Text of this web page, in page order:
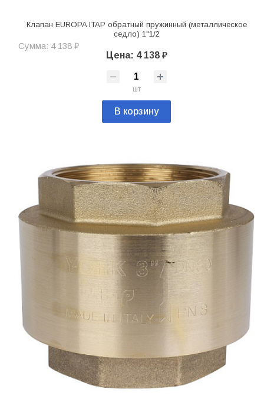
Клапан EUROPA ITAP обратный пружинный (металлическое
седло) 1"1/2
Сумма: 4 138 ₽
Цена: 4 138 ₽
шт
В корзину